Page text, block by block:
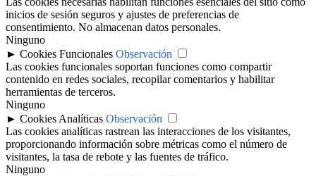
inicios de sesión seguros y ajustes de preferencias de
consentimiento. No almacenan datos personales.
Ninguno
► Cookies Funcionales Observación
Las cookies funcionales soportan funciones como compartir
contenido en redes sociales, recopilar comentarios y habilitar
herramientas de terceros.
Ninguno
► Cookies Analíticas Observación
Las cookies analíticas rastrean las interacciones de los visitantes,
proporcionando información sobre métricas como el número de
visitantes, la tasa de rebote y las fuentes de tráfico.
Ninguno